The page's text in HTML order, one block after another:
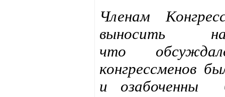
Членам
выносить
что
конгрессменов
и озабоченны